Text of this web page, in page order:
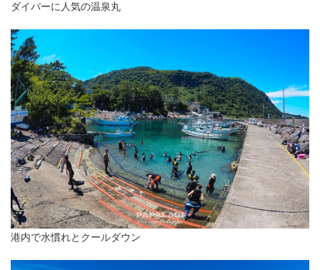
ダイバーに人気の温泉丸
港内で水慣れとクールダウン